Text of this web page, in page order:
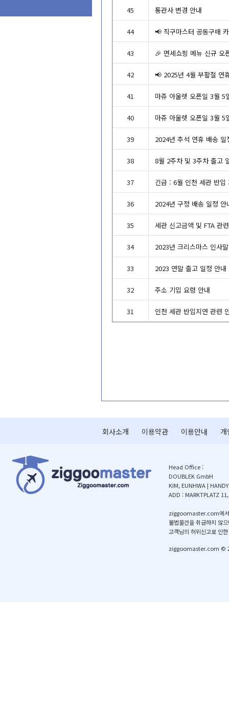
45 통관사변경안내
44 📢직구마스터공동구매
43 🎉면세쇼핑메뉴신규오
42 📢2025년4월부활절연
41 마쥬아울렛오픈일3월5
40 마쥬아울렛오픈일3월5
39 2024년추석연휴배송일
38 8월2주차및3주차출고
37 긴급:6월인천세관반입
36 2024년구정배송일정안
35 세관신고금액및FTA관
34 2023년크리스마스인사말
33 2023연말출고일정안내
32 주소기입요령안내
31 인천세관반입지연관련
회사소개 이용약관 이용안내
HeadOffice:
DOUBLEKGmbH
ziggoomaster.com에서
불법물건을취급하지않
고객님의허위신고로인